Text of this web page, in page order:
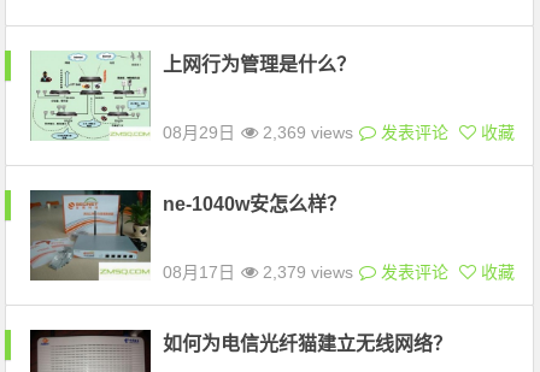
上网行为管理是什么？
08月29日 2,369 views 发表评论 收藏
ne-1040w安怎么样？
08月17日 2,379 views 发表评论 收藏
如何为电信光纤猫建立无线网络？